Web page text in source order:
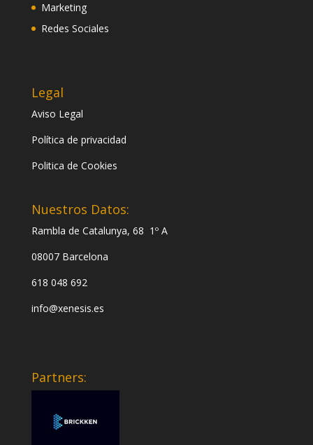
Marketing
Redes Sociales
Legal
Aviso Legal
Política de privacidad
Politica de Cookies
Nuestros Datos:
Rambla de Catalunya, 68 1º A
08007 Barcelona
618 048 692
info@xenesis.es
Partners: